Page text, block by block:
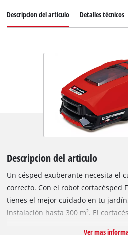
Descripcion del articulo Detalles técnicos
Descripcion del articulo
Un césped exuberante necesita el
correcto. Con el robot cortacésped
tienes el mejor cuidado en tu
instalación hasta 300 m². El
Ver mas